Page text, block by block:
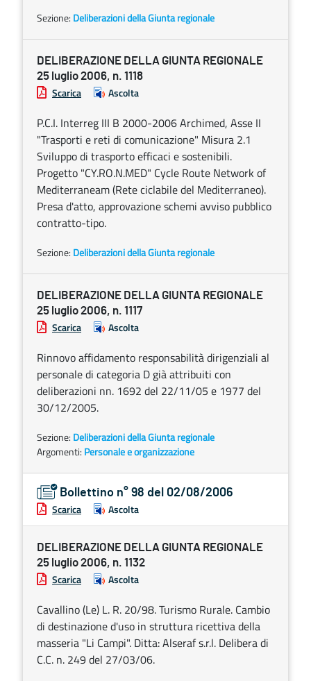
Sezione: Deliberazioni della Giunta regionale
DELIBERAZIONE DELLA GIUNTA REGIONALE
25 luglio 2006, n. 1118
Scarica Ascolta
P.C.I. Interreg III B 2000-2006 Archimed, Asse II
"Trasporti e reti di comunicazione" Misura 2.1
Sviluppo di trasporto efficaci e sostenibili.
Progetto "CY.RO.N.MED" Cycle Route Network of
Mediterraneam (Rete ciclabile del Mediterraneo).
Presa d'atto, approvazione schemi avviso pubblico
contratto-tipo.
Sezione: Deliberazioni della Giunta regionale
DELIBERAZIONE DELLA GIUNTA REGIONALE
25 luglio 2006, n. 1117
Scarica Ascolta
Rinnovo affidamento responsabilità dirigenziali al
personale di categoria D già attribuiti con
deliberazioni nn. 1692 del 22/11/05 e 1977 del
30/12/2005.
Sezione: Deliberazioni della Giunta regionale
Argomenti: Personale e organizzazione
Bollettino n° 98 del 02/08/2006
Scarica Ascolta
DELIBERAZIONE DELLA GIUNTA REGIONALE
25 luglio 2006, n. 1132
Scarica Ascolta
Cavallino (Le) L. R. 20/98. Turismo Rurale. Cambio
di destinazione d'uso in struttura ricettiva della
masseria "Li Campi". Ditta: Alseraf s.r.l. Delibera di
C.C. n. 249 del 27/03/06.